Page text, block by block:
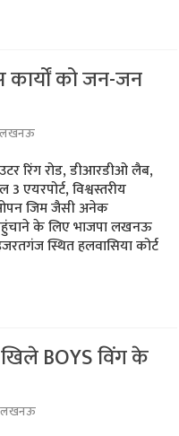
को जन-जन
लखनऊ
रिंग रोड, डीआरडीओ लैब,
एयरपोर्ट, विश्वस्तरीय
जिम जैसी अनेक
के लिए भाजपा लखनऊ
स्थित हलवासिया कोर्ट
BOYS विंग के
लखनऊ